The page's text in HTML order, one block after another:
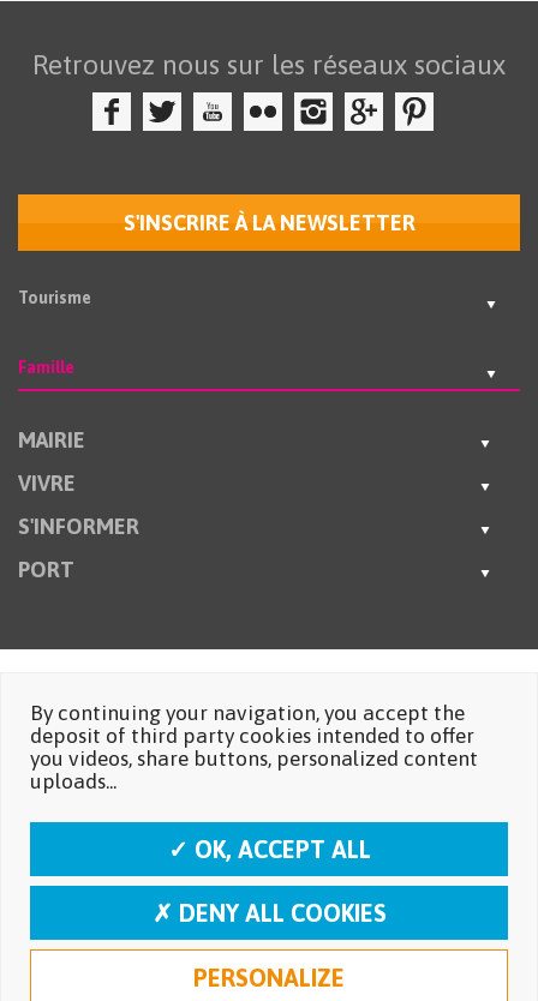
Retrouvez nous sur les réseaux sociaux
S'INSCRIRE À LA NEWSLETTER
Tourisme
Famille
MAIRIE
VIVRE
S'INFORMER
PORT
Protection des données personnelles
By continuing your navigation, you accept the
deposit of third party cookies intended to offer
you videos, share buttons, personalized content
uploads...
✓ OK, ACCEPT ALL
✗ DENY ALL COOKIES
PERSONALIZE